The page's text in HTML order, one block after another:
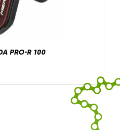
PRO-R 100